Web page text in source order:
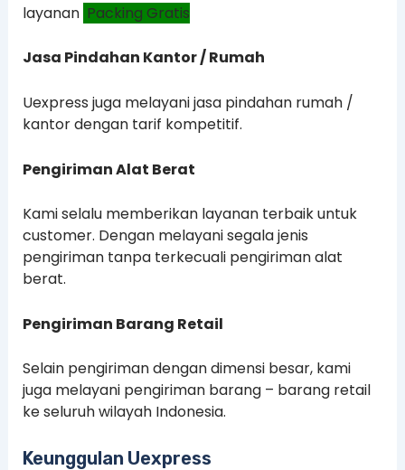
layanan Packing Gratis
Jasa Pindahan Kantor / Rumah
Uexpress juga melayani jasa pindahan rumah /
kantor dengan tarif kompetitif.
Pengiriman Alat Berat
Kami selalu memberikan layanan terbaik untuk
customer. Dengan melayani segala jenis
pengiriman tanpa terkecuali pengiriman alat
berat.
Pengiriman Barang Retail
Selain pengiriman dengan dimensi besar, kami
juga melayani pengiriman barang – barang retail
ke seluruh wilayah Indonesia.
Keunggulan Uexpress